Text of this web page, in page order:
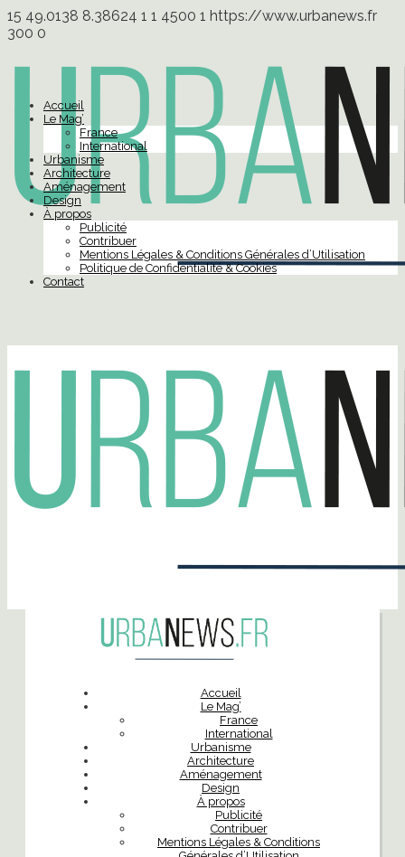
15 49.0138 8.38624 1 1 4500 1 https://www.urbanews.fr
300 0
Accueil
Le Mag’
France
International
Urbanisme
Architecture
Aménagement
Design
À propos
Publicité
Contribuer
Mentions Légales & Conditions Générales d’Utilisation
Politique de Confidentialité & Cookies
Contact
Accueil
Le Mag’
France
International
Urbanisme
Architecture
Aménagement
Design
À propos
Publicité
Contribuer
Mentions Légales & Conditions